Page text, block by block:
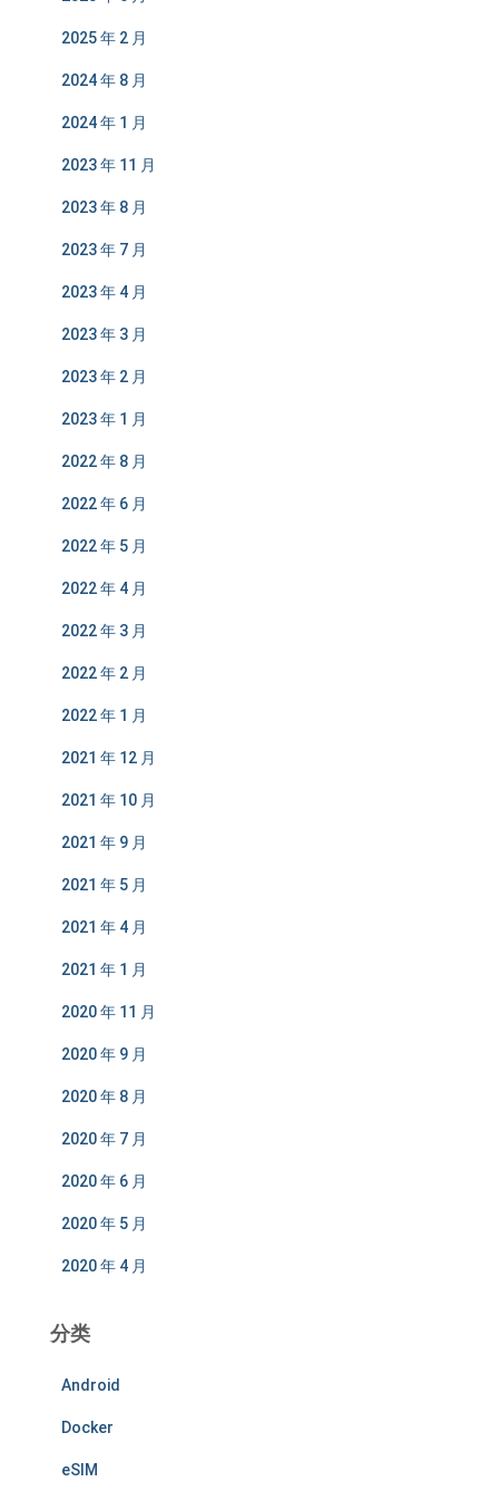
2025 年 2 月
2024 年 8 月
2024 年 1 月
2023 年 11 月
2023 年 8 月
2023 年 7 月
2023 年 4 月
2023 年 3 月
2023 年 2 月
2023 年 1 月
2022 年 8 月
2022 年 6 月
2022 年 5 月
2022 年 4 月
2022 年 3 月
2022 年 2 月
2022 年 1 月
2021 年 12 月
2021 年 10 月
2021 年 9 月
2021 年 5 月
2021 年 4 月
2021 年 1 月
2020 年 11 月
2020 年 9 月
2020 年 8 月
2020 年 7 月
2020 年 6 月
2020 年 5 月
2020 年 4 月
分类
Android
Docker
eSIM